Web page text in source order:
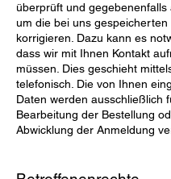
überprüft und gegebenenfalls
um die bei uns gespeicherten
korrigieren. Dazu kann es
dass wir mit Ihnen Kontakt
müssen. Dies geschieht
telefonisch. Die von Ihnen
Daten werden ausschließlich
Bearbeitung der Bestellung
Abwicklung der Anmeldung